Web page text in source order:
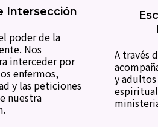
Intersección
poder de la
Nos
interceder por
enfermos,
y las peticiones
nuestra
A través
y